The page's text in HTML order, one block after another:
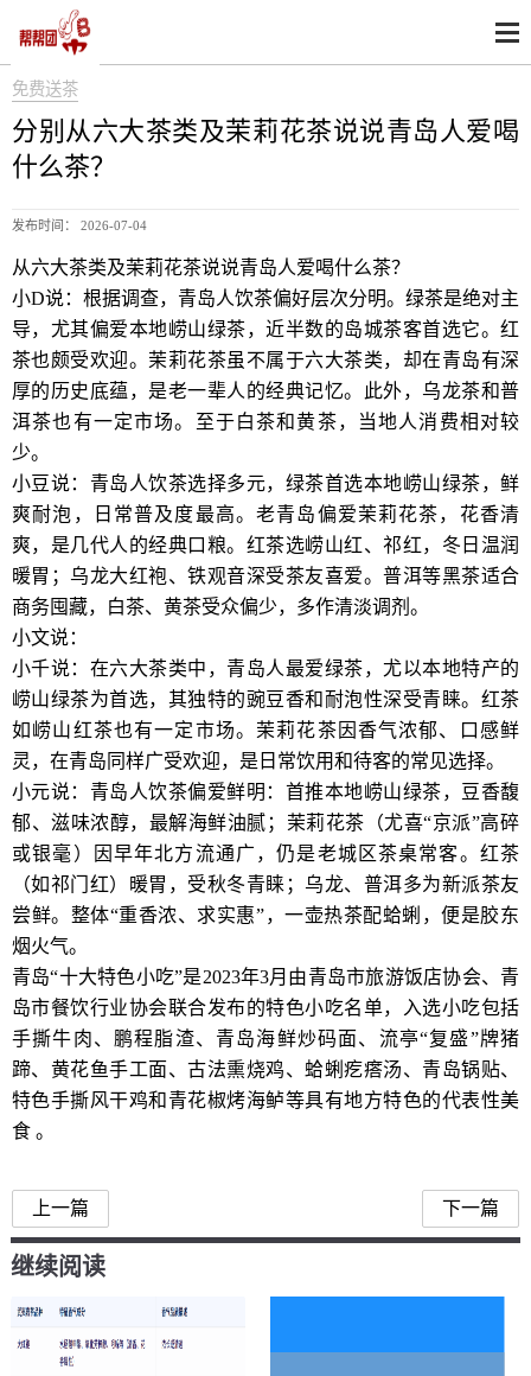
免费送茶
分别从六大茶类及茉莉花茶说说青岛人爱喝
什么茶？
发布时间： 2026-07-04
从六大茶类及茉莉花茶说说青岛人爱喝什么茶？
小D说：根据调查，青岛人饮茶偏好层次分明。绿茶是绝对主
导，尤其偏爱本地崂山绿茶，近半数的岛城茶客首选它。红
茶也颇受欢迎。茉莉花茶虽不属于六大茶类，却在青岛有深
厚的历史底蕴，是老一辈人的经典记忆。此外，乌龙茶和普
洱茶也有一定市场。至于白茶和黄茶，当地人消费相对较
少。
小豆说：青岛人饮茶选择多元，绿茶首选本地崂山绿茶，鲜
爽耐泡，日常普及度最高。老青岛偏爱茉莉花茶，花香清
爽，是几代人的经典口粮。红茶选崂山红、祁红，冬日温润
暖胃；乌龙大红袍、铁观音深受茶友喜爱。普洱等黑茶适合
商务囤藏，白茶、黄茶受众偏少，多作清淡调剂。
小文说：
小千说：在六大茶类中，青岛人最爱绿茶，尤以本地特产的
崂山绿茶为首选，其独特的豌豆香和耐泡性深受青睐。红茶
如崂山红茶也有一定市场。茉莉花茶因香气浓郁、口感鲜
灵，在青岛同样广受欢迎，是日常饮用和待客的常见选择。
小元说：青岛人饮茶偏爱鲜明：首推本地崂山绿茶，豆香馥
郁、滋味浓醇，最解海鲜油腻；茉莉花茶（尤喜“京派”高碎
或银毫）因早年北方流通广，仍是老城区茶桌常客。红茶
（如祁门红）暖胃，受秋冬青睐；乌龙、普洱多为新派茶友
尝鲜。整体“重香浓、求实惠”，一壶热茶配蛤蜊，便是胶东
烟火气。
青岛“十大特色小吃”是2023年3月由青岛市旅游饭店协会、青
岛市餐饮行业协会联合发布的特色小吃名单，入选小吃包括
手撕牛肉、鹏程脂渣、青岛海鲜炒码面、流亭“复盛”牌猪
蹄、黄花鱼手工面、古法熏烧鸡、蛤蜊疙瘩汤、青岛锅贴、
特色手撕风干鸡和青花椒烤海鲈等具有地方特色的代表性美
食 。
上一篇 下一篇
继续阅读